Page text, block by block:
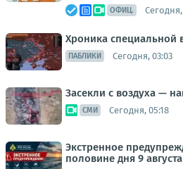
ОФИЦ.
Хроника специальной
ПАБЛИКИ Сегодня, 03:03
Засекли с воздуха —
СМИ Сегодня, 05:18
Экстренное
половине дня 9 августа